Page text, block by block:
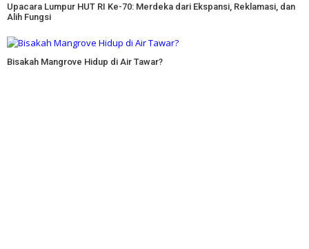
Upacara Lumpur HUT RI Ke-70: Merdeka dari Ekspansi, Reklamasi, dan
Alih Fungsi
Bisakah Mangrove Hidup di Air Tawar?